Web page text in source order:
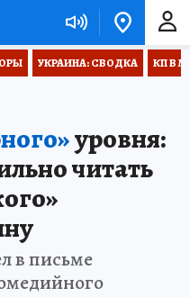
УКРАИНА: СВОДКА КП В
уровня:
читать
в письме